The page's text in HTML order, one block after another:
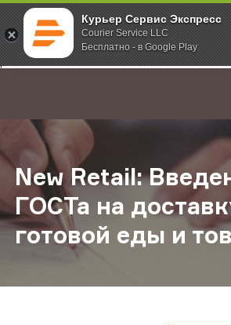
Курьер Сервис Экспресс
Courier Service LLC
Бесплатно - в Google Play
;
Главная О компании Новости New
New Retail:
ГОСТа на
готовой еды и